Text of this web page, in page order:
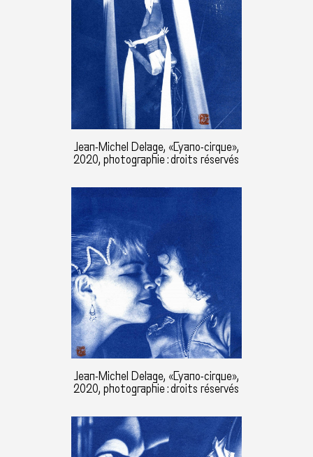
Jean-Michel Delage, «Cyano-cirque»,
2020, photographie : droits réservés
Jean-Michel Delage, «Cyano-cirque»,
2020, photographie : droits réservés